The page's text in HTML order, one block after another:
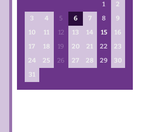
16.08.2026 — 10:15
Gottesdienst
Schlee
1
2
3
4 5 6 7 8
9
10
11 12 13 14 15
16
17
18 19 20 21 22
23
24
25 26 27 28 29
30
31